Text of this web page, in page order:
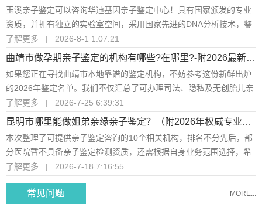
玉溪亲子鉴定可以咨询华迪基因亲子鉴定中心！具有国家颁发的专业
资质，并拥有独立的实验室空间，采用国家先进的DNA分析技术，鉴
定正确率高达100%...
了解更多 | 2026-8-1 1:07:21
曲靖市做孕期亲子鉴定的机构有哪些?在哪里?-附2026最新收费一览
如果您正在寻找曲靖市本地靠谱的鉴定机构，不妨参考这份新鲜出炉
的2026年鉴定名单。我们不仅汇总了可办理司法、隐私及无创胎儿亲
子鉴定的机构名单，还为您解析了不同鉴定类型的适用场景与注意事
项。...
了解更多 | 2026-7-25 6:39:31
昆明市哪里能做姐弟亲缘亲子鉴定？（附2026年权威专业亲子鉴定办理攻略）
本次整理了可提供亲子鉴定咨询的10个相关机构，排名不分先后，部
分医院暂不具备亲子鉴定检测资质，还需根据自身业务范围选择，希
望能为有需求的朋友提供参考。...
了解更多 | 2026-7-18 7:16:55
常见问题 MORE...
问 茂名市司法亲子鉴定要多少钱？
问 茂名市哪里可以做孕期亲子鉴定？
问 茂名市胎儿亲子鉴定哪里能做？
问 茂名市亲子鉴定哪里做是正规的呢？
问 茂名市亲子鉴定怎么做？
湛江市孕期胎儿亲子鉴定中心在哪里？